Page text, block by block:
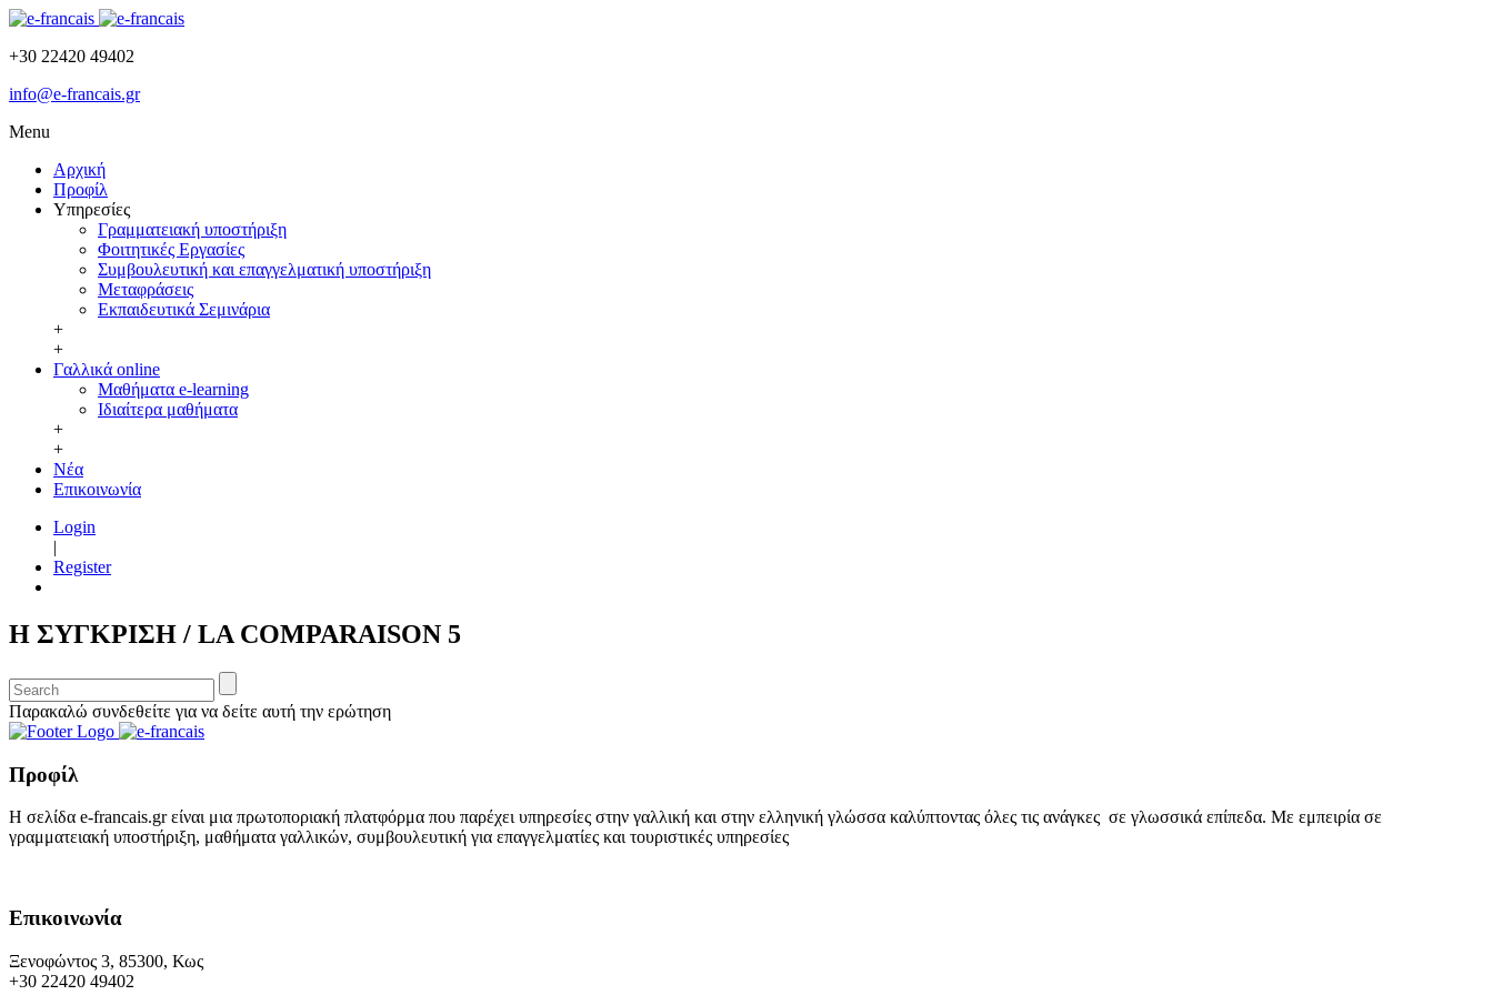
+30 22420 49402
info@e-francais.gr
Menu
Αρχική
Προφίλ
Υπηρεσίες
Γραμματειακή υποστήριξη
Φοιτητικές Εργασίες
Συμβουλευτική και επαγγελματική υποστήριξη
Μεταφράσεις
Εκπαιδευτικά Σεμινάρια
+
+
Γαλλικά online
Μαθήματα e-learning
Ιδιαίτερα μαθήματα
+
+
Νέα
Επικοινωνία
Login
|
Register
Η ΣΥΓΚΡΙΣΗ / LA COMPARAISON 5
Παρακαλώ συνδεθείτε για να δείτε αυτή την ερώτηση
Προφίλ
Η σελίδα e-francais.gr είναι μια πρωτοποριακή πλατφόρμα που παρέχει υπηρεσίες στην γαλλική και στην ελληνική γλώσσα καλύπτοντας όλες τις ανάγκες σε γλωσσικά επίπεδα. Με εμπειρία σε
γραμματειακή υποστήριξη, μαθήματα γαλλικών, συμβουλευτική για επαγγελματίες και τουριστικές υπηρεσίες
Επικοινωνία
Ξενοφώντος 3, 85300, Κως
+30 22420 49402